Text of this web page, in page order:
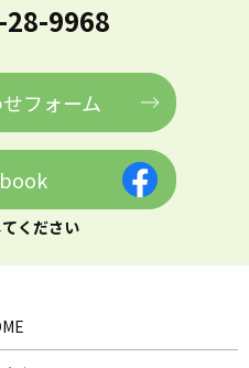
9968
フォーム
ください